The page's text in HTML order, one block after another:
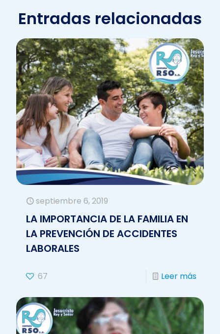
Entradas relacionadas
septiembre 6, 2019
LA IMPORTANCIA DE LA FAMILIA EN
LA PREVENCIÓN DE ACCIDENTES
LABORALES
67 Leer más